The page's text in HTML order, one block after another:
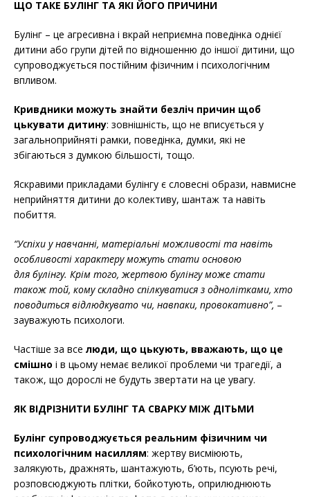
ЩО ТАКЕ БУЛІНГ ТА ЯКІ ЙОГО ПРИЧИНИ
Булінг – це агресивна і вкрай неприємна поведінка однієї
дитини або групи дітей по відношенню до іншої дитини, що
супроводжується постійним фізичним і психологічним
впливом.
Кривдники можуть знайти безліч причин щоб
цькувати дитину: зовнішність, що не вписується у
загальноприйняті рамки, поведінка, думки, які не
збігаються з думкою більшості, тощо.
Яскравими прикладами булінгу є словесні образи, навмисне
неприйняття дитини до колективу, шантаж та навіть
побиття.
“Успіхи у навчанні, матеріальні можливості та навіть
особливості характеру можуть стати основою
для булінгу. Крім того, жертвою булінгу може стати
також той, кому складно спілкуватися з однолітками, хто
поводиться відлюдкувато чи, навпаки, провокативно”, –
зауважують психологи.
Частіше за все люди, що цькують, вважають, що це
смішно і в цьому немає великої проблеми чи трагедії, а
також, що дорослі не будуть звертати на це увагу.
ЯК ВІДРІЗНИТИ БУЛІНГ ТА СВАРКУ МІЖ ДІТЬМИ
Булінг супроводжується реальним фізичним чи
психологічним насиллям: жертву висміюють,
залякують, дражнять, шантажують, б’ють, псують речі,
розповсюджують плітки, бойкотують, оприлюднюють